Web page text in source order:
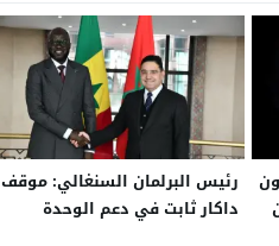
رئيس البرلمان السنغالي: موقف
داكار ثابت في دعم الوحدة